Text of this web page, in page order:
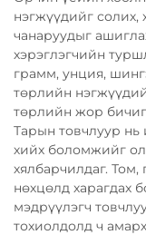
нэгжүүдийг
чанаруудыг
хэрэглэгчийн
грамм, унция,
төрлийн
төрлийн жор
Тарын товчлуур
хийх боломжийг
хялбарчилдаг.
нөхцөлд харагдах
мэдрүүлэгч
тохиолдолд ч